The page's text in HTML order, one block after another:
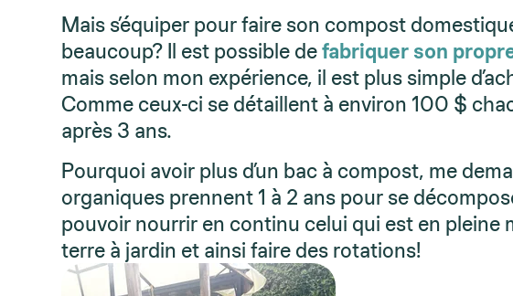
Mais s’équiper pour faire son compost
beaucoup? Il est possible defabriquer son
mais selon mon expérience, il est plus simple
Comme ceux-ci se détaillent à environ 100 $
après 3 ans.
Pourquoi avoir plus d’un bac à compost, me
organiques prennent 1 à 2 ans pour se
pouvoir nourrir en continu celui qui est en pleine
terre à jardin et ainsi faire des rotations!